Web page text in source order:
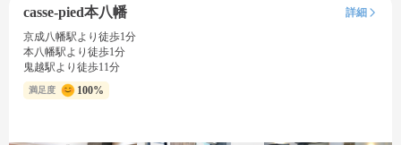
casse-pied本八幡
詳細
京成八幡駅より徒歩1分
本八幡駅より徒歩1分
鬼越駅より徒歩11分
満足度 100%